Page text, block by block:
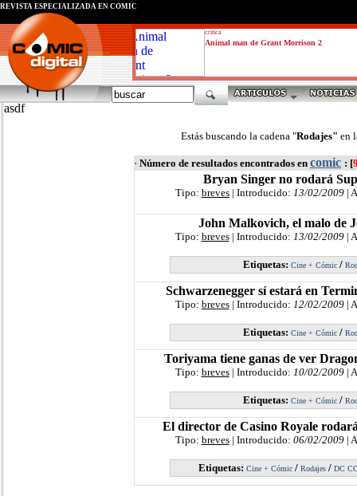
critica
Animal man de Grant Morrison 2
REVISTA ESPECIALIZADA EN CÓMIC
asdf
Estás buscando la cadena "Rodajes" en
· Número de resultados encontrados en comic : [
Bryan Singer no rodará
Tipo: breves| Introducido: 13/02/2009|
John Malkovich, el malo de
Tipo: breves| Introducido: 13/02/2009|
Etiquetas: Cine + Cómic/
Schwarzenegger sí estará en
Tipo: breves| Introducido: 12/02/2009|
Etiquetas: Cine + Cómic/
Toriyama tiene ganas de ver
Tipo: breves| Introducido: 10/02/2009|
Etiquetas: Cine + Cómic/
El director de Casino Royale
Tipo: breves| Introducido: 06/02/2009|
Etiquetas: Cine + Cómic/ Rodajes/ DC